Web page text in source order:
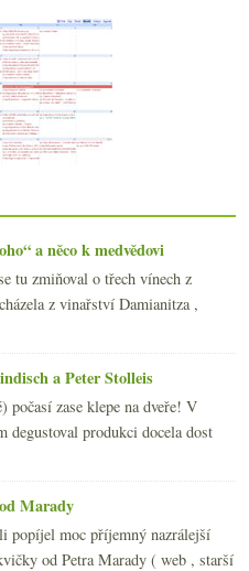
na archivaci?
bílé Burgundsko
Laloue
a něco k medvědovi
tu zmiňoval o třech vínech z
z vinařství Damianitza ,
a Peter Stolleis
počasí zase klepe na dveře! V
degustoval produkci docela dost
Marady
popíjel moc příjemný nazrálejší
od Petra Marady ( web , starší